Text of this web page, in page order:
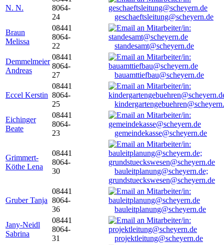
N. N.
8064-
24
geschaeftsleitung@scheyern.de
Braun
Melissa
08441
8064-
22
standesamt@scheyern.de
Demmelmeier
Andreas
08441
8064-
27
bauamttiefbau@scheyern.de
Eccel Kerstin
08441
8064-
25
Eichinger
Beate
08441
8064-
23
gemeindekasse@scheyern.de
Grimmert-
Köthe Lena
08441
8064-
30
bauleitplanung@scheyern.de;
grundstueckswesen@scheyern.de
Gruber Tanja
08441
8064-
36
bauleitplanung@scheyern.de
Jany-Neidl
Sabrina
08441
8064-
31
projektleitung@scheyern.de